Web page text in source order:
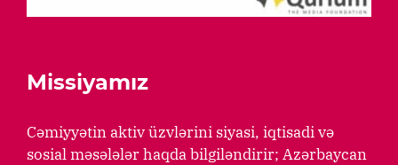
Missiyamız
Cəmiyyətin aktiv üzvlərini siyasi, iqtisadi və
sosial məsələlər haqda bilgiləndirir; Azərbaycan